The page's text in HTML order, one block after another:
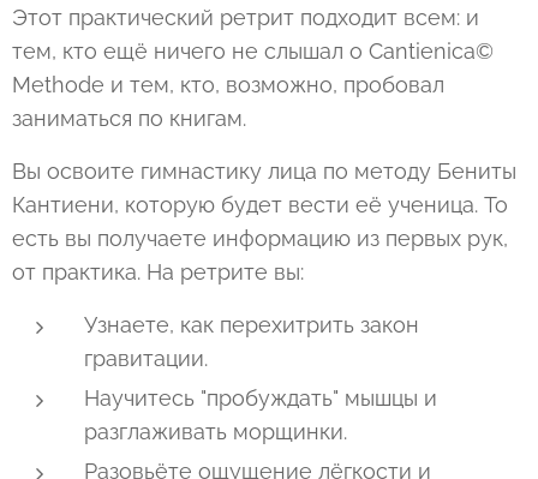
Этот практический ретрит подходит всем: и
тем, кто ещё ничего не слышал о Cantienica©
Methode и тем, кто, возможно, пробовал
заниматься по книгам.
Вы освоите гимнастику лица по методу Бениты
Кантиени, которую будет вести её ученица. То
есть вы получаете информацию из первых рук,
от практика. На ретрите вы:
Узнаете, как перехитрить закон
гравитации.
Научитесь "пробуждать" мышцы и
разглаживать морщинки.
Разовьёте ощущение лёгкости и